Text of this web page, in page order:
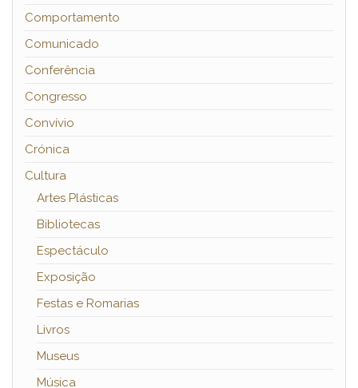
Comportamento
Comunicado
Conferência
Congresso
Convívio
Crónica
Cultura
Artes Plásticas
Bibliotecas
Espectáculo
Exposição
Festas e Romarias
Livros
Museus
Música